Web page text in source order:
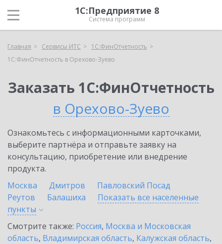
1С:Предприятие 8
Система программ
Главная Сервисы ИТС
1С:ФинОтчетность
1С:ФинОтчетность в Орехово-Зуево
Заказать 1С:ФинОтчетность
в Орехово-Зуево
Ознакомьтесь с информационными карточками,
выберите партнёра и отправьте заявку на
консультацию, приобретение или внедрение
продукта.
Москва
Дмитров
Павловский Посад
Реутов
Балашиха
Показать все населенные
пункты
Смотрите также: Россия, Москва и Московская
область, Владимирская область, Калужская область,